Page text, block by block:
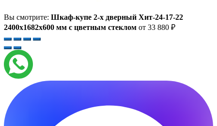
Вы смотрите: Шкаф-купе 2-х дверный Хит-24-17-22
2400x1682x600 мм с цветным стеклом от 33 880 ₽